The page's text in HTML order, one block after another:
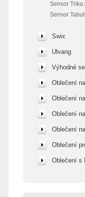
Sensor Trika
Sensor
Swix
Ulvang
Výhodné
Oblečení
Oblečení
Oblečení
Oblečení
Oblečení
Oblečení s